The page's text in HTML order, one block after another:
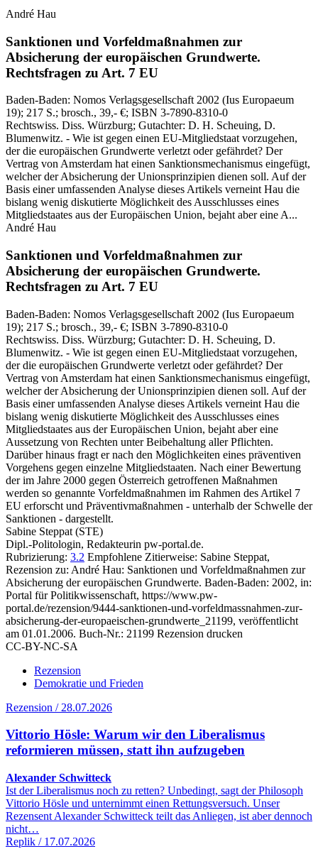
André Hau
Sanktionen und Vorfeldmaßnahmen zur
Absicherung der europäischen Grundwerte.
Rechtsfragen zu Art. 7 EU
Baden-Baden: Nomos Verlagsgesellschaft 2002 (Ius Europaeum
19); 217 S.; brosch., 39,- €; ISBN 3-7890-8310-0
Rechtswiss. Diss. Würzburg; Gutachter: D. H. Scheuing, D.
Blumenwitz. - Wie ist gegen einen EU-Mitgliedstaat vorzugehen,
der die europäischen Grundwerte verletzt oder gefährdet? Der
Vertrag von Amsterdam hat einen Sanktionsmechanismus eingefügt,
welcher der Absicherung der Unionsprinzipien dienen soll. Auf der
Basis einer umfassenden Analyse dieses Artikels verneint Hau die
bislang wenig diskutierte Möglichkeit des Ausschlusses eines
Mitgliedstaates aus der Europäischen Union, bejaht aber eine A...
André Hau
Sanktionen und Vorfeldmaßnahmen zur
Absicherung der europäischen Grundwerte.
Rechtsfragen zu Art. 7 EU
Baden-Baden: Nomos Verlagsgesellschaft 2002 (Ius Europaeum
19); 217 S.; brosch., 39,- €; ISBN 3-7890-8310-0
Rechtswiss. Diss. Würzburg; Gutachter: D. H. Scheuing, D.
Blumenwitz. - Wie ist gegen einen EU-Mitgliedstaat vorzugehen,
der die europäischen Grundwerte verletzt oder gefährdet? Der
Vertrag von Amsterdam hat einen Sanktionsmechanismus eingefügt,
welcher der Absicherung der Unionsprinzipien dienen soll. Auf der
Basis einer umfassenden Analyse dieses Artikels verneint Hau die
bislang wenig diskutierte Möglichkeit des Ausschlusses eines
Mitgliedstaates aus der Europäischen Union, bejaht aber eine
Aussetzung von Rechten unter Beibehaltung aller Pflichten.
Darüber hinaus fragt er nach den Möglichkeiten eines präventiven
Vorgehens gegen einzelne Mitgliedstaaten. Nach einer Bewertung
der im Jahre 2000 gegen Österreich getroffenen Maßnahmen
werden so genannte Vorfeldmaßnahmen im Rahmen des Artikel 7
EU erforscht und Präventivmaßnahmen - unterhalb der Schwelle der
Sanktionen - dargestellt.
Sabine Steppat (STE)
Dipl.-Politologin, Redakteurin pw-portal.de.
Rubrizierung: 3.2 Empfohlene Zitierweise: Sabine Steppat,
Rezension zu: André Hau: Sanktionen und Vorfeldmaßnahmen zur
Absicherung der europäischen Grundwerte. Baden-Baden: 2002, in:
Portal für Politikwissenschaft, https://www.pw-
portal.de/rezension/9444-sanktionen-und-vorfeldmassnahmen-zur-
absicherung-der-europaeischen-grundwerte_21199, veröffentlicht
am 01.01.2006. Buch-Nr.: 21199 Rezension drucken
CC-BY-NC-SA
Rezension
Demokratie und Frieden
Rezension / 28.07.2026
Vittorio Hösle: Warum wir den Liberalismus
reformieren müssen, statt ihn aufzugeben
Alexander Schwitteck
Ist der Liberalismus noch zu retten? Unbedingt, sagt der Philosoph
Vittorio Hösle und unternimmt einen Rettungsversuch. Unser
Rezensent Alexander Schwitteck teilt das Anliegen, ist aber dennoch
nicht…
Replik / 17.07.2026